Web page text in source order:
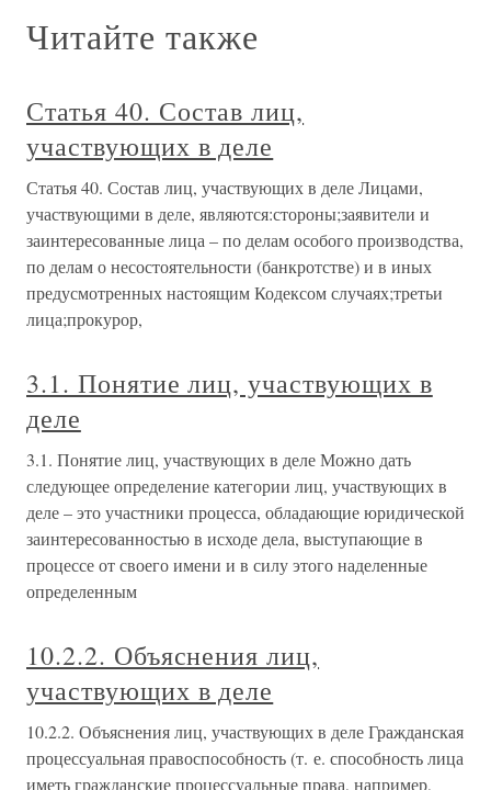
Читайте также
Статья 40. Состав лиц,
участвующих в деле
Статья 40. Состав лиц, участвующих в деле Лицами,
участвующими в деле, являются:стороны;заявители и
заинтересованные лица – по делам особого производства,
по делам о несостоятельности (банкротстве) и в иных
предусмотренных настоящим Кодексом случаях;третьи
лица;прокурор,
3.1. Понятие лиц, участвующих в
деле
3.1. Понятие лиц, участвующих в деле Можно дать
следующее определение категории лиц, участвующих в
деле – это участники процесса, обладающие юридической
заинтересованностью в исходе дела, выступающие в
процессе от своего имени и в силу этого наделенные
определенным
10.2.2. Объяснения лиц,
участвующих в деле
10.2.2. Объяснения лиц, участвующих в деле Гражданская
процессуальная правоспособность (т. е. способность лица
иметь гражданские процессуальные права, например,